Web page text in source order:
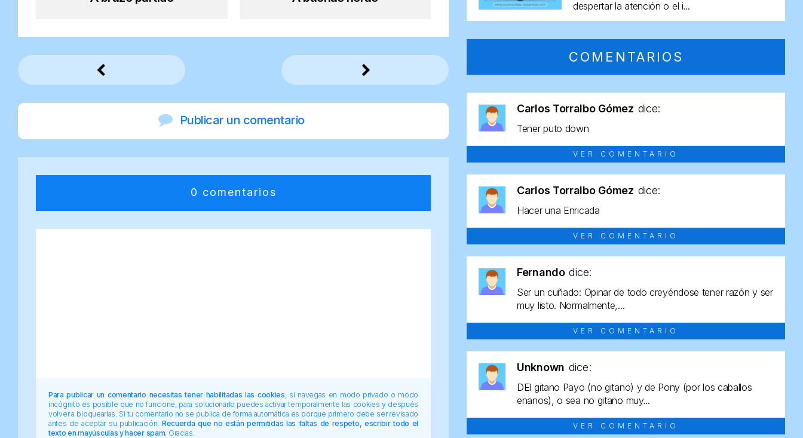
Publicar un comentario
0 comentarios
Para publicar un comentario necesitas tener habilitadas las cookies , si navegas en modo privado o modo
incógnito es posible que no funcione, para solucionarlo puedes activar temporalmente las cookies y después
volver a bloquearlas. Si tu comentario no se publica de forma automática es porque primero debe ser revisado
antes de aceptar su publicación. Recuerda que no están permitidas las faltas de respeto, escribir todo el
texto en mayúsculas y hacer spam. Gracias.
despertar la atención o el i...
COMENTARIOS
Carlos Torralbo Gómez dice:
Tener puto down
VER COMENTARIO
Carlos Torralbo Gómez dice:
Hacer una Enricada
VER COMENTARIO
Fernando dice:
Ser un cuñado: Opinar de todo creyéndose tener razón y ser
muy listo. Normalmente,...
VER COMENTARIO
Unknown dice:
DEl gitano Payo (no gitano) y de Pony (por los caballos
enanos), o sea no gitano muy...
VER COMENTARIO